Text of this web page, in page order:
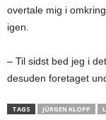
overtale mig i
igen.
– Til sidst bed jeg i
desuden foretaget
TAGS JÜRGEN KLOPP